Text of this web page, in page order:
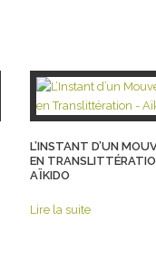
L’INSTANT D’UN
EN
AÏKIDO
Lire la suite